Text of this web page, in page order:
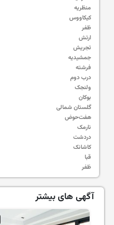
منظریه
کیکاووس
ظفر
ارتش
تجریش
جمشیدیه
فرشته
درب دوم
ولنجک
بوکان
گلستان شمالی
هفت‌حوض
نارمک
دردشت
کاشانک
قبا
ظفر
آگهی های بیشتر